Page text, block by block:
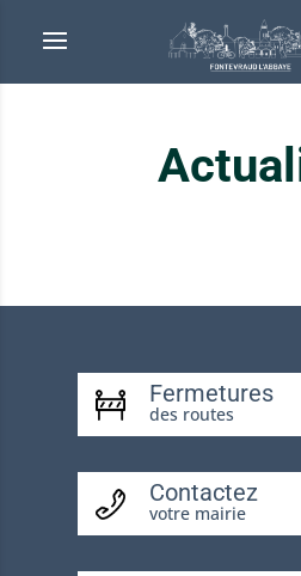
Fermetures
des routes
Contactez
votre mairie